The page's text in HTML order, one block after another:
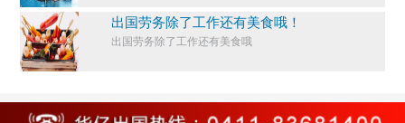
出国劳务除了工作还有美食哦！
出国劳务除了工作还有美食哦